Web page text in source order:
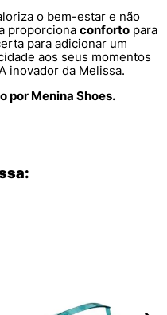
o bem-estar e não
proporciona conforto para
para adicionar um
aos seus momentos
inovador da Melissa.
por Menina Shoes.